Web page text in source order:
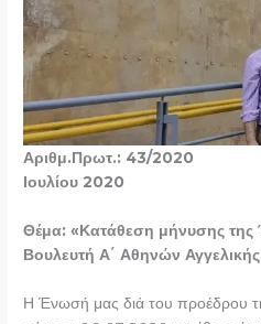
Αριθμ.Πρωτ.: 43/2020
Ιουλίου 2020
Θέμα: «Κατάθεση μήνυσης
Βουλευτή Α΄ Αθηνών
Η Ένωσή μας διά του προέδρου